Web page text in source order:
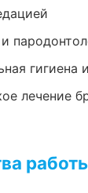
гигиена
лечение